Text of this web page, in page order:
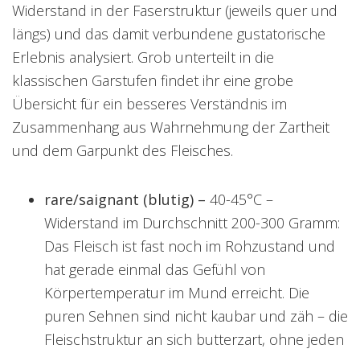
Widerstand in der Faserstruktur (jeweils quer und
längs) und das damit verbundene gustatorische
Erlebnis analysiert. Grob unterteilt in die
klassischen Garstufen findet ihr eine grobe
Übersicht für ein besseres Verständnis im
Zusammenhang aus Wahrnehmung der Zartheit
und dem Garpunkt des Fleisches.
rare/saignant (blutig) – 40-45°C –
Widerstand im Durchschnitt 200-300 Gramm:
Das Fleisch ist fast noch im Rohzustand und
hat gerade einmal das Gefühl von
Körpertemperatur im Mund erreicht. Die
puren Sehnen sind nicht kaubar und zäh – die
Fleischstruktur an sich butterzart, ohne jeden